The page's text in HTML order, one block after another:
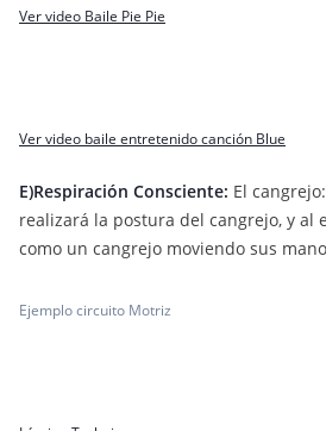
Ver video Baile Pie Pie
Ver video baile entretenido canción Blue
E)Respiración Consciente: El
realizará la postura del cangrejo, y al
como un cangrejo moviendo sus
Ejemplo circuito Motriz